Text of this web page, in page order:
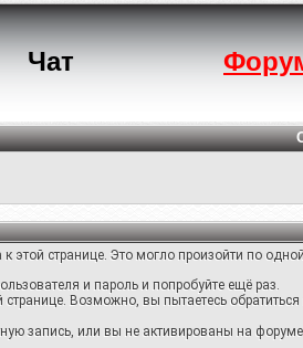
Чат
этой странице. Это могло произойти по
и пароль и попробуйте ещё раз.
Возможно, вы пытаетесь
запись, или вы не активированы на